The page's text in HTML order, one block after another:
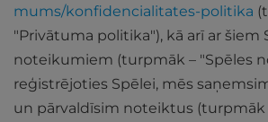
mums/konfidencialitates-politika
"Privātuma politika"), kā arī ar šiem
noteikumiem (turpmāk – "Spēles
reģistrējoties Spēlei, mēs
un pārvaldīsim noteiktus (turpmāk